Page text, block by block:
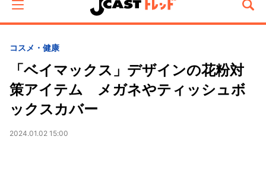
コスメ・健康
「ベイマックス」デザインの花粉対
策アイテム メガネやティッシュボ
ックスカバー
2024.01.02 15:00